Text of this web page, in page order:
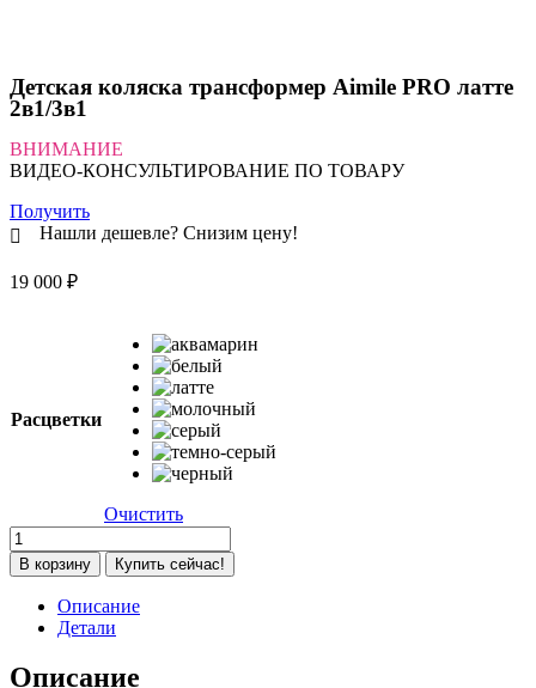
Детская коляска трансформер Aimile PRO латте
2в1/3в1
ВНИМАНИЕ
ВИДЕО-КОНСУЛЬТИРОВАНИЕ ПО ТОВАРУ
Получить
Нашли дешевле? Снизим цену!
19 000 ₽
Расцветки
Очистить
Количество
товара
Детская
коляска
трансформер
Aimile
PRO
В корзину Купить сейчас!
Описание
Детали
Описание